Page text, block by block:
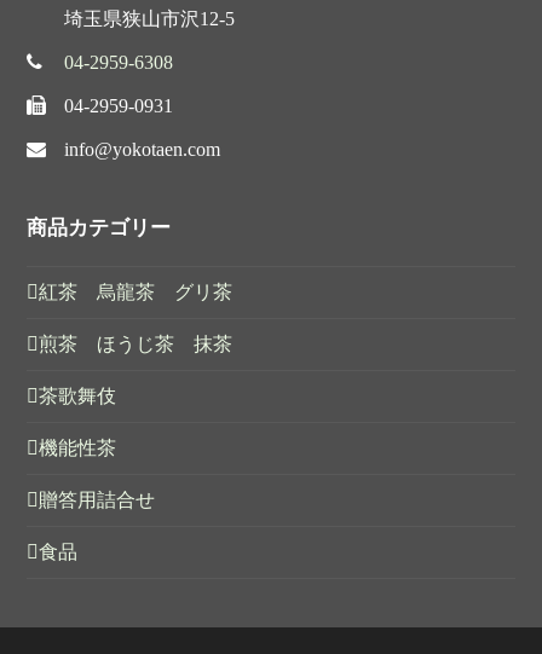
埼玉県狭山市沢12-5
04-2959-6308
04-2959-0931
info@yokotaen.com
商品カテゴリー
紅茶 烏龍茶 グリ茶
煎茶 ほうじ茶 抹茶
茶歌舞伎
機能性茶
贈答用詰合せ
食品